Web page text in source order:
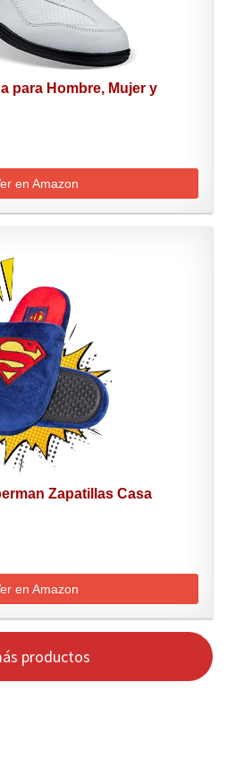
para Hombre, Mujer y
en Amazon
Zapatillas Casa
en Amazon
productos